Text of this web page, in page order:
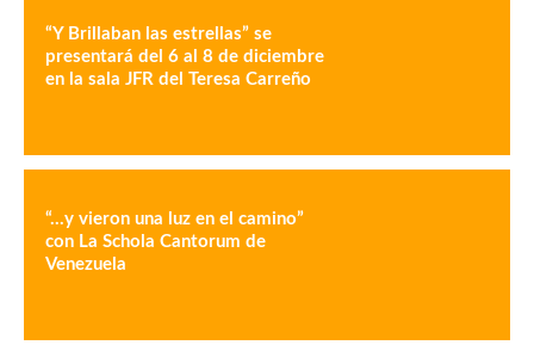
“Y Brillaban las estrellas” se
presentará del 6 al 8 de diciembre
en la sala JFR del Teresa Carreño
“…y vieron una luz en el camino”
con La Schola Cantorum de
Venezuela